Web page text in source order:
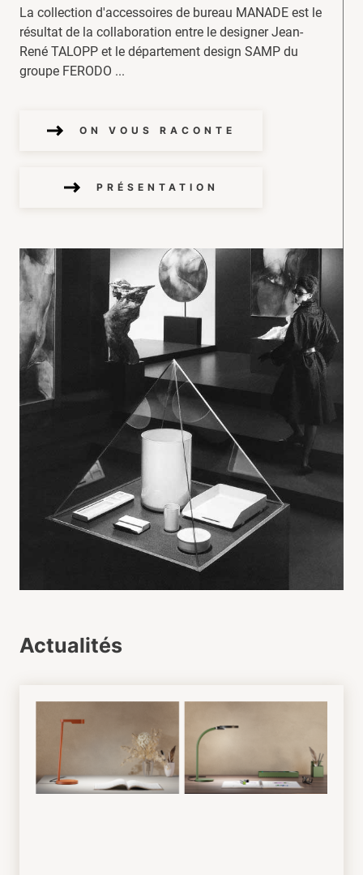
La collection d'accessoires de bureau MANADE est le
résultat de la collaboration entre le designer Jean-
René TALOPP et le département design SAMP du
groupe FERODO ...
ON VOUS RACONTE
PRÉSENTATION
Actualités